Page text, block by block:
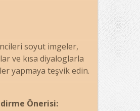
soyut imgeler,
ve kısa diyaloglarla
yapmaya teşvik edin.
Önerisi: